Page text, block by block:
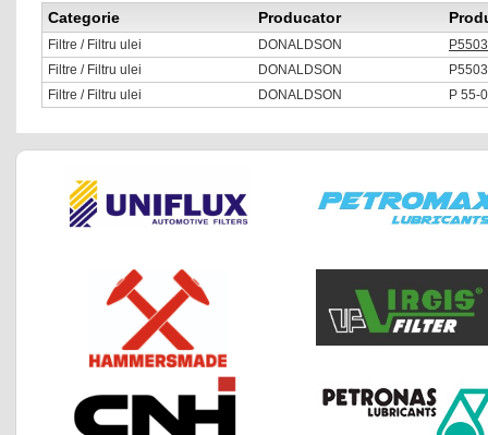
Categorie Producator
Filtre / Filtru ulei DONALDSON
Filtre / Filtru ulei
DONALDSON
Filtre / Filtru ulei
DONALDSON P 55-